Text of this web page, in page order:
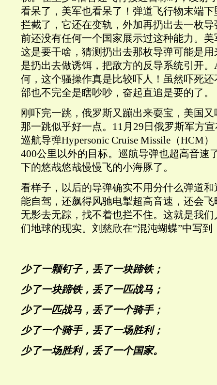
看呆了，美军也看呆了！弹道飞行物末端
拦截了，它还在变轨，外加再扔出去一枚
前还没有任何一个国家展示过这种能力。
这是要干啥，猜测扔出去那枚导弹可能是
是扔出去做诱饵，把敌方的反导系统引开
何，这个骚操作真是比较吓人！虽然吓死
部也不完全是瞎吵吵，奋起直追是要的了。
刚吓完一跳，俄罗斯又蹦出来耍宝，美国
那一跳似乎好一点。11月29日俄罗斯军方
巡航导弹Hypersonic Cruise Missile（HCM
400公里以外的目标。巡航导弹也超高音速
下的悠哉悠哉慢慢飞的小海豚了。
看样子，以后的导弹确实不用分什么弹道
能自驾，还飙得风驰电掣超高音速，还会
无影去无踪，找不着也拦不住。这就是我
们地球的现实。刘慈欣在“混沌蝴蝶”中写到
少了一颗钉子，丢了一块蹄铁；
少了一块蹄铁，丢了一匹战马；
少了一匹战马，丢了一个骑手；
少了一个骑手，丢了一场胜利；
少了一场胜利，丢了一个国家。